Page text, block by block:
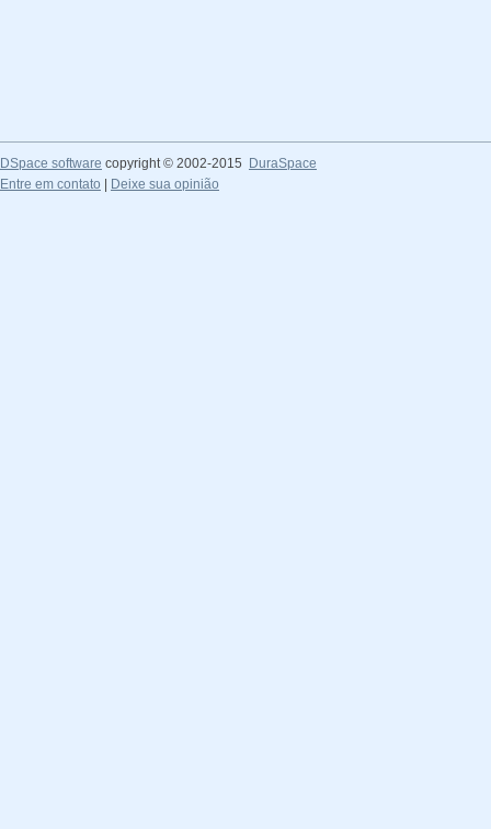
DSpace software copyright © 2002-2015
DuraSpace
Entre em contato
Deixe sua opinião